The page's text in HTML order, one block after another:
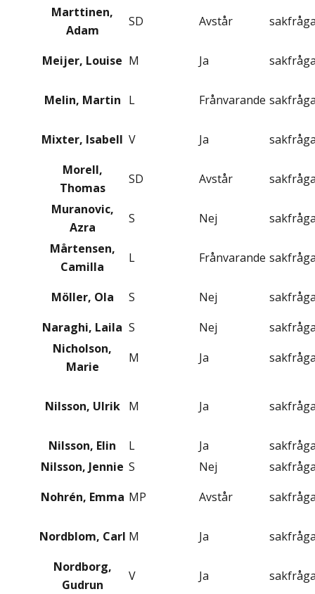
Marttinen,
Adam
SD Avstår
Meijer, Louise M Ja
Melin, Martin L Frånvarande
Mixter, Isabell V Ja
Morell,
Thomas
SD Avstår
Muranovic,
Azra
S Nej
Mårtensen,
Camilla
L Frånvarande
Möller, Ola S Nej
Naraghi, Laila S Nej
Nicholson,
Marie
M Ja
Nilsson, Ulrik M Ja
Nilsson, Elin L Ja
Nilsson, Jennie S Nej
Nohrén, Emma MP Avstår
Nordblom, Carl M Ja
Nordborg,
Gudrun
V Ja